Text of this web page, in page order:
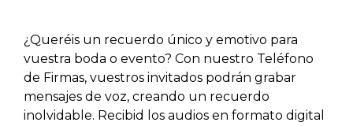
¿Queréis un recuerdo único y emotivo para
vuestra boda o evento? Con nuestro Teléfono
de Firmas, vuestros invitados podrán grabar
mensajes de voz, creando un recuerdo
inolvidable. Recibid los audios en formato digital